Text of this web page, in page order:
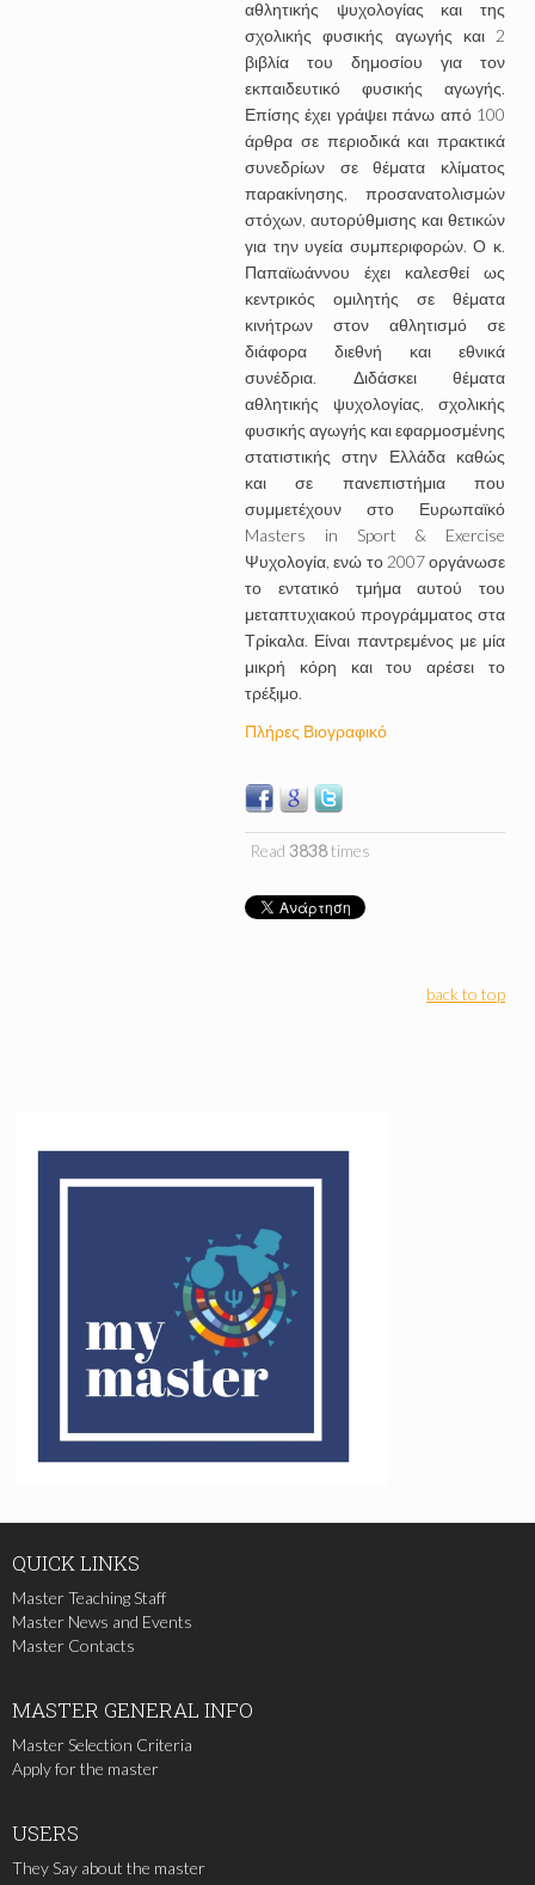
αθλητικής ψυχολογίας και της
σχολικής φυσικής αγωγής και 2
βιβλία του δημοσίου για τον
εκπαιδευτικό φυσικής αγωγής.
Επίσης έχει γράψει πάνω από 100
άρθρα σε περιοδικά και πρακτικά
συνεδρίων σε θέματα κλίματος
παρακίνησης, προσανατολισμών
στόχων, αυτορύθμισης και θετικών
για την υγεία συμπεριφορών. Ο κ.
Παπαϊωάννου έχει καλεσθεί ως
κεντρικός ομιλητής σε θέματα
κινήτρων στον αθλητισμό σε
διάφορα διεθνή και εθνικά
συνέδρια. Διδάσκει θέματα
αθλητικής ψυχολογίας, σχολικής
φυσικής αγωγής και εφαρμοσμένης
στατιστικής στην Ελλάδα καθώς
και σε πανεπιστήμια που
συμμετέχουν στο Ευρωπαϊκό
Masters in Sport & Exercise
Ψυχολογία, ενώ το 2007 οργάνωσε
το εντατικό τμήμα αυτού του
μεταπτυχιακού προγράμματος στα
Τρίκαλα. Είναι παντρεμένος με μία
μικρή κόρη και του αρέσει το
τρέξιμο.
Πλήρες Βιογραφικό
Read 3838times
back to top
QUICK LINKS
Master Teaching Staff
Master News and Events
Master Contacts
MASTER GENERAL INFO
Master Selection Criteria
Apply for the master
USERS
They Say about the master